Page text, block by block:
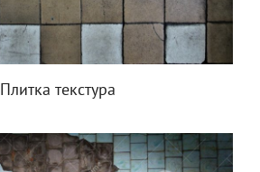
Плитка текстура